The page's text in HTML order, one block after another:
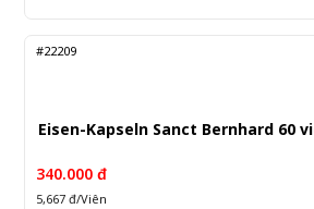
#22209
Eisen-Kapseln Sanct Bernhard 60
340.000 đ
5,667 đ/Viên